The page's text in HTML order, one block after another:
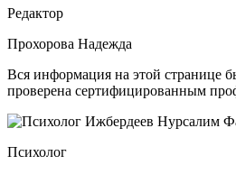
Редактор
Прохорова Надежда
Вся информация на этой странице
проверена сертифицированным
Психолог